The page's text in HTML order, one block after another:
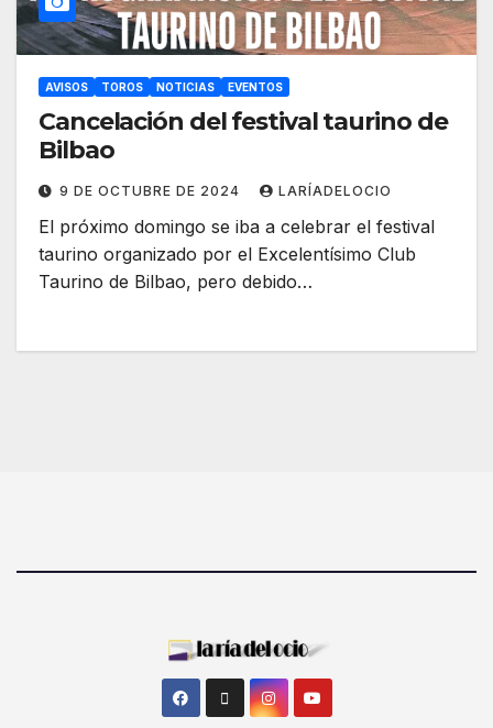
AVISOS TOROS NOTICIAS EVENTOS
Cancelación del festival taurino de
Bilbao
9 DE OCTUBRE DE 2024 LARÍADELOCIO
El próximo domingo se iba a celebrar el festival
taurino organizado por el Excelentísimo Club
Taurino de Bilbao, pero debido…